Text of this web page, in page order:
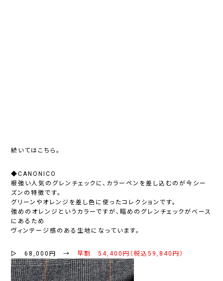
続いてはこちら。
◆CANONICO
根強い人気のグレンチェックに、カラーペンを差し込むのが今シー
ズンの特徴です。
グリーンやオレンジを差し色に使ったコレクションです。
強めのオレンジというカラーですが、暗めのグレンチェックがベース
にあるため
ヴィンテージ感のある生地になっています。
▻ 68,000円 → 早割 54,400円（税込59,840円）